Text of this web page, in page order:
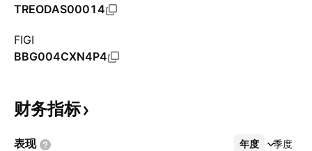
TREODAS00014
FIGI
BBG004CXN4P4
财务指标
表现 年度 季度
更多